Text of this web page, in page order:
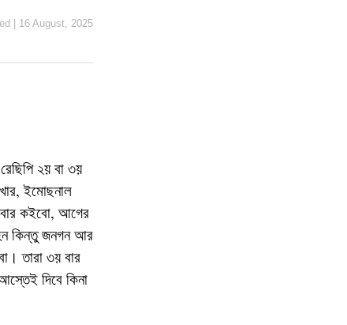
16 August, 2025
২য় বা ৩য়
ইমোছনাল
বার কইবো, আগের
কিন্তু জনগন আর
তারা ৩য় বার
দিবে কিনা